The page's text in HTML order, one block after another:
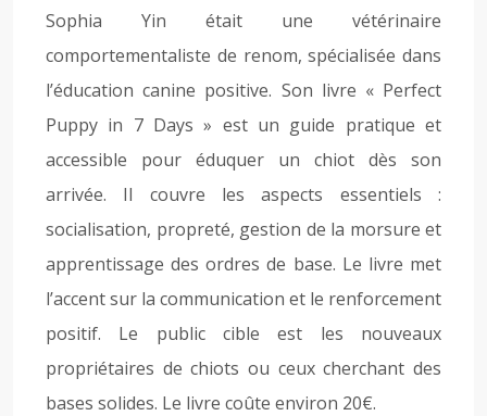
Sophia Yin était une vétérinaire
comportementaliste de renom, spécialisée dans
l’éducation canine positive. Son livre « Perfect
Puppy in 7 Days » est un guide pratique et
accessible pour éduquer un chiot dès son
arrivée. Il couvre les aspects essentiels :
socialisation, propreté, gestion de la morsure et
apprentissage des ordres de base. Le livre met
l’accent sur la communication et le renforcement
positif. Le public cible est les nouveaux
propriétaires de chiots ou ceux cherchant des
bases solides. Le livre coûte environ 20€.